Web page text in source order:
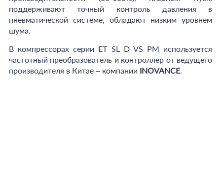
поддерживают точный контроль давления в
пневматической системе, обладают низким уровнем
шума.
В компрессорах серии ET SL D VS PM используется
частотный преобразователь и контроллер от ведущего
производителя в Китае – компании INOVANCE.